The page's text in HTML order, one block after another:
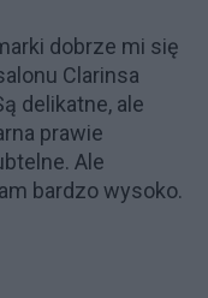
dobrze mi się
Clarinsa
delikatne, ale
prawie
Ale
bardzo wysoko.